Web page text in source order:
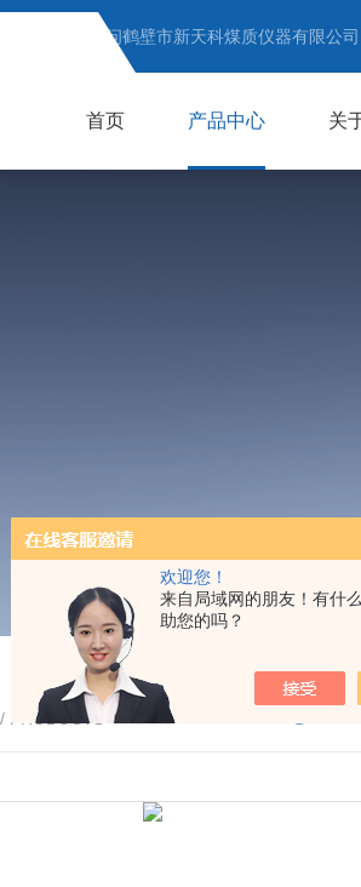
欢迎您！
来自局域网的朋友！有什
助您的吗？
欢迎访问鹤壁市新天科煤质仪器有限公
首页 产品中心 关
/ PRODUCTS